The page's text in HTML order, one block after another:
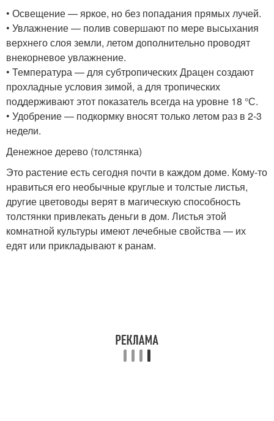
• Освещение — яркое, но без попадания прямых лучей.
• Увлажнение — полив совершают по мере высыхания
верхнего слоя земли, летом дополнительно проводят
внекорневое увлажнение.
• Температура — для субтропических Драцен создают
прохладные условия зимой, а для тропических
поддерживают этот показатель всегда на уровне 18 °С.
• Удобрение — подкормку вносят только летом раз в 2-3
недели.
Денежное дерево (толстянка)
Это растение есть сегодня почти в каждом доме. Кому-то
нравиться его необычные круглые и толстые листья,
другие цветоводы верят в магическую способность
толстянки привлекать деньги в дом. Листья этой
комнатной культуры имеют лечебные свойства — их
едят или прикладывают к ранам.